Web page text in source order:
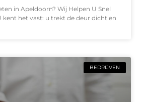
in Apeldoorn? Wij Helpen U Snel
kent het vast: u trekt de deur dicht en
BEDRIJVEN